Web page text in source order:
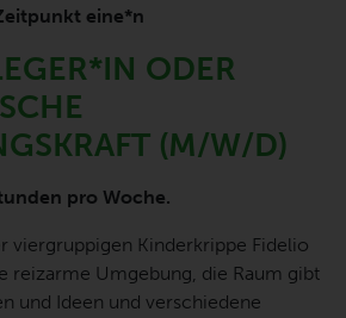
eine*n
ODER
(M/W/D)
pro Woche.
viergruppigen Kinderkrippe Fidelio
reizarme Umgebung, die Raum gibt
und Ideen und verschiedene